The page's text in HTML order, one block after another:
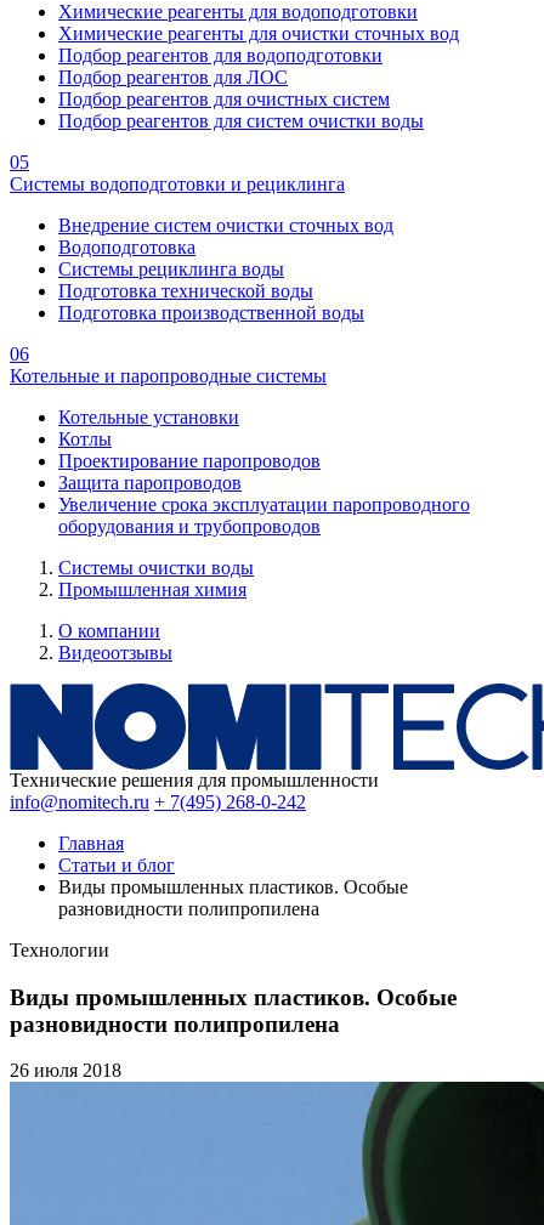
Химические реагенты для водоподготовки
Химические реагенты для очистки сточных вод
Подбор реагентов для водоподготовки
Подбор реагентов для ЛОС
Подбор реагентов для очистных систем
Подбор реагентов для систем очистки воды
05
Системы водоподготовки и рециклинга
Внедрение систем очистки сточных вод
Водоподготовка
Системы рециклинга воды
Подготовка технической воды
Подготовка производственной воды
06
Котельные и паропроводные системы
Котельные установки
Котлы
Проектирование паропроводов
Защита паропроводов
Увеличение срока эксплуатации паропроводного
оборудования и трубопроводов
Системы очистки воды
Промышленная химия
О компании
Видеоотзывы
Технические решения для промышленности
info@nomitech.ru + 7(495) 268-0-242
Главная
Статьи и блог
Виды промышленных пластиков. Особые
разновидности полипропилена
Технологии
Виды промышленных пластиков. Особые
разновидности полипропилена
26 июля 2018